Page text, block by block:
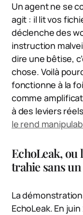
Un agent ne se
agit : il lit vos
déclenche des
instruction
dire une bêtise,
chose. Voilà
fonctionne à la
comme
à des leviers
le rend
EchoLeak, ou
trahie sans
La
EchoLeak. En